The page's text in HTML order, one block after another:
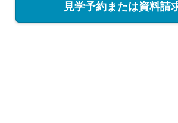
見学予約または資料請